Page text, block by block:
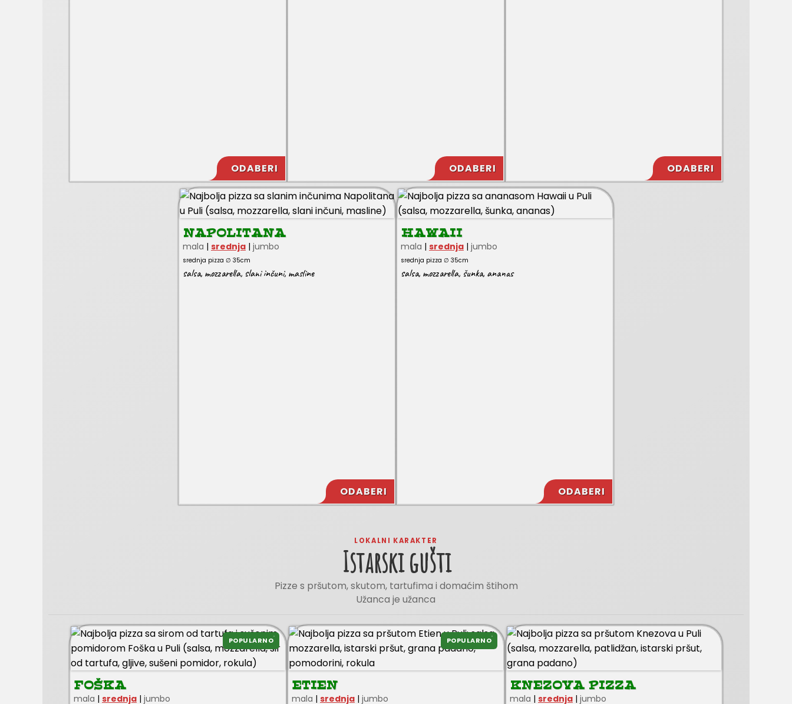
ODABERI ODABERI ODABERI
NAPOLITANA
mala | srednja | jumbo
srednja pizza ∅ 35cm
salsa, mozzarella, slani inčuni, masline
ODABERI
HAWAII
mala | srednja | jumbo
srednja pizza ∅ 35cm
salsa, mozzarella, šunka, ananas
ODABERI
LOKALNI KARAKTER
Istarski gušti
Pizze s pršutom, skutom, tartufima i domaćim štihom
Užanca je užanca
POPULARNO
FOŠKA
mala | srednja | jumbo
POPULARNO
ETIEN
mala | srednja | jumbo
KNEZOVA PIZZA
mala | srednja | jumbo